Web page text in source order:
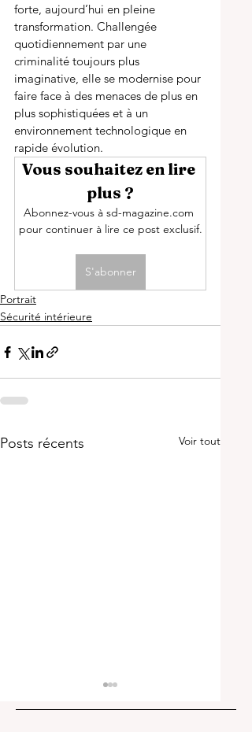
forte, aujourd’hui en pleine
transformation. Challengée
quotidiennement par une
criminalité toujours plus
imaginative, elle se modernise pour
faire face à des menaces de plus en
plus sophistiquées et à un
environnement technologique en
rapide évolution.
Vous souhaitez en lire
plus ?
Abonnez-vous à sd-magazine.com
pour continuer à lire ce post exclusif.
S'abonner
Portrait
Sécurité intérieure
Posts récents Voir tout